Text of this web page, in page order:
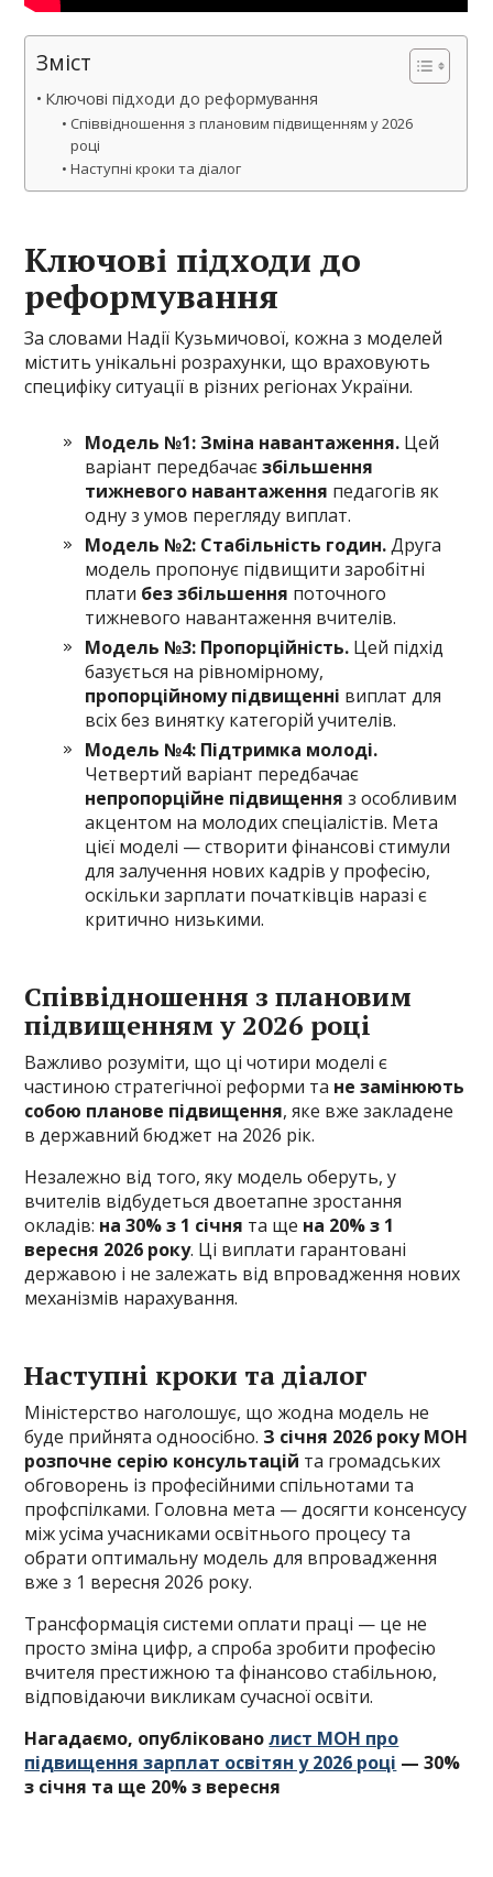
Зміст
Ключові підходи до реформування
Співвідношення з плановим підвищенням у 2026
році
Наступні кроки та діалог
Ключові підходи до
реформування
За словами Надії Кузьмичової, кожна з моделей
містить унікальні розрахунки, що враховують
специфіку ситуації в різних регіонах України.
Модель №1: Зміна навантаження. Цей
варіант передбачаєзбільшення
тижневого навантаження педагогів як
одну з умов перегляду виплат.
Модель №2: Стабільність годин.Друга
модель пропонує підвищити заробітні
плати без збільшення поточного
тижневого навантаження вчителів.
Модель №3: Пропорційність. Цей підхід
базується на рівномірному,
пропорційному підвищенні виплат для
всіх без винятку категорій учителів.
Модель №4: Підтримка молоді.
Четвертий варіант передбачає
непропорційне підвищення з особливим
акцентом на молодих спеціалістів. Мета
цієї моделі — створити фінансові стимули
для залучення нових кадрів у професію,
оскільки зарплати початківців наразі є
критично низькими.
Співвідношення з плановим
підвищенням у 2026 році
Важливо розуміти, що ці чотири моделі є
частиною стратегічної реформи та не замінюють
собою планове підвищення, яке вже закладене
в державний бюджет на 2026 рік.
Незалежно від того, яку модель оберуть, у
вчителів відбудеться двоетапне зростання
окладів: на 30% з 1 січня та ще на 20% з 1
вересня 2026 року. Ці виплати гарантовані
державою і не залежать від впровадження нових
механізмів нарахування.
Наступні кроки та діалог
Міністерство наголошує, що жодна модель не
буде прийнята одноосібно. З січня 2026 року МОН
розпочне серію консультацій та громадських
обговорень із професійними спільнотами та
профспілками. Головна мета — досягти консенсусу
між усіма учасниками освітнього процесу та
обрати оптимальну модель для впровадження
вже з 1 вересня 2026 року.
Трансформація системи оплати праці — це не
просто зміна цифр, а спроба зробити професію
вчителя престижною та фінансово стабільною,
відповідаючи викликам сучасної освіти.
Нагадаємо, опублікованолист МОН про
підвищення зарплат освітян у 2026 році — 30%
з січня та ще 20% з вересня